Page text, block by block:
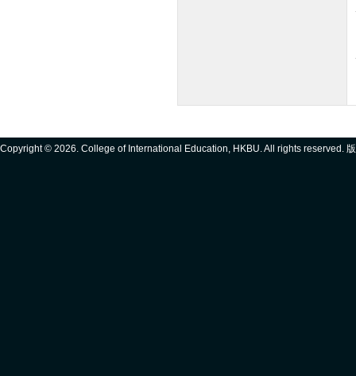
Copyright © 2026. College of International Education, HKBU. All rights reserved.